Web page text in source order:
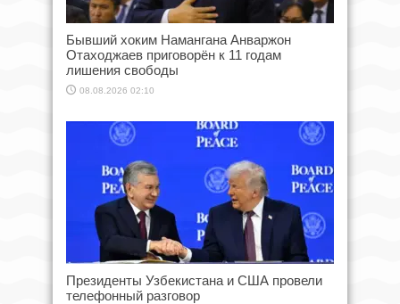
Бывший хоким Намангана Анваржон
Отаходжаев приговорён к 11 годам
лишения свободы
08.08.2026 02:10
Президенты Узбекистана и США провели
телефонный разговор